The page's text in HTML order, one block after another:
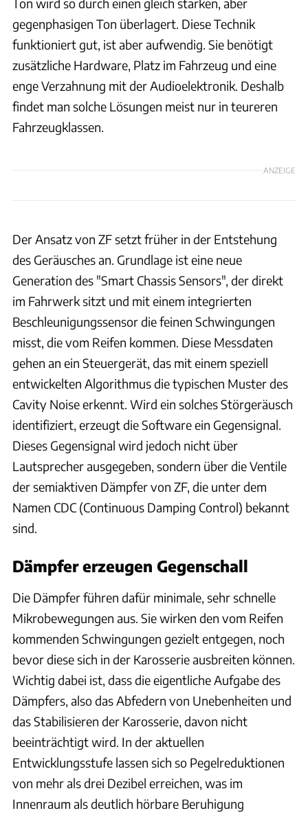
gegenphasigen Ton überlagert. Diese Technik
funktioniert gut, ist aber aufwendig. Sie benötigt
zusätzliche Hardware, Platz im Fahrzeug und eine
enge Verzahnung mit der Audioelektronik. Deshalb
findet man solche Lösungen meist nur in teureren
Fahrzeugklassen.
ANZEIGE
Der Ansatz von ZF setzt früher in der Entstehung
des Geräusches an. Grundlage ist eine neue
Generation des "Smart Chassis Sensors", der direkt
im Fahrwerk sitzt und mit einem integrierten
Beschleunigungssensor die feinen Schwingungen
misst, die vom Reifen kommen. Diese Messdaten
gehen an ein Steuergerät, das mit einem speziell
entwickelten Algorithmus die typischen Muster des
Cavity Noise erkennt. Wird ein solches Störgeräusch
identifiziert, erzeugt die Software ein Gegensignal.
Dieses Gegensignal wird jedoch nicht über
Lautsprecher ausgegeben, sondern über die Ventile
der semiaktiven Dämpfer von ZF, die unter dem
Namen CDC (Continuous Damping Control) bekannt
sind.
Dämpfer erzeugen Gegenschall
Die Dämpfer führen dafür minimale, sehr schnelle
Mikrobewegungen aus. Sie wirken den vom Reifen
kommenden Schwingungen gezielt entgegen, noch
bevor diese sich in der Karosserie ausbreiten können.
Wichtig dabei ist, dass die eigentliche Aufgabe des
Dämpfers, also das Abfedern von Unebenheiten und
das Stabilisieren der Karosserie, davon nicht
beeinträchtigt wird. In der aktuellen
Entwicklungsstufe lassen sich so Pegelreduktionen
von mehr als drei Dezibel erreichen, was im
Innenraum als deutlich hörbare Beruhigung